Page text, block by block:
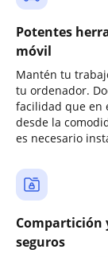
Potentes
móvil
Mantén tu
tu ordenador.
facilidad que en
desde la
es necesario
Compartición
seguros